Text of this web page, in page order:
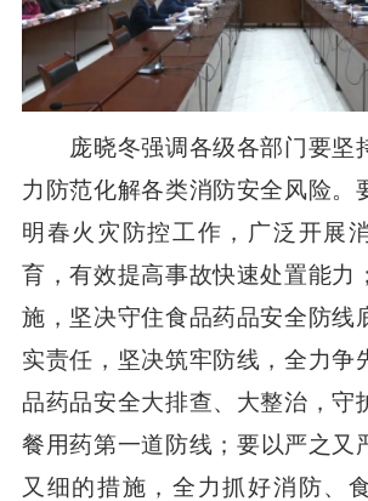
庞晓冬强调各级各部门要坚
力防范化解各类消防安全风险。
明春火灾防控工作，广泛开展
育，有效提高事故快速处置能力
施，坚决守住食品药品安全防线
实责任，坚决筑牢防线，全力争
品药品安全大排查、大整治，守
餐用药第一道防线；要以严之又
又细的措施，全力抓好消防、